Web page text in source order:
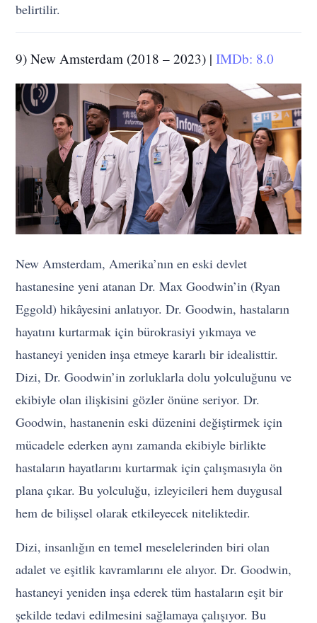
belirtilir.
9) New Amsterdam (2018 – 2023) |IMDb: 8.0
New Amsterdam, Amerika’nın en eski devlet
hastanesine yeni atanan Dr. Max Goodwin’in (Ryan
Eggold) hikâyesini anlatıyor. Dr. Goodwin, hastaların
hayatını kurtarmak için bürokrasiyi yıkmaya ve
hastaneyi yeniden inşa etmeye kararlı bir idealisttir.
Dizi, Dr. Goodwin’in zorluklarla dolu yolculuğunu ve
ekibiyle olan ilişkisini gözler önüne seriyor. Dr.
Goodwin, hastanenin eski düzenini değiştirmek için
mücadele ederken aynı zamanda ekibiyle birlikte
hastaların hayatlarını kurtarmak için çalışmasıyla ön
plana çıkar. Bu yolculuğu, izleyicileri hem duygusal
hem de bilişsel olarak etkileyecek niteliktedir.
Dizi, insanlığın en temel meselelerinden biri olan
adalet ve eşitlik kavramlarını ele alıyor. Dr. Goodwin,
hastaneyi yeniden inşa ederek tüm hastaların eşit bir
şekilde tedavi edilmesini sağlamaya çalışıyor. Bu